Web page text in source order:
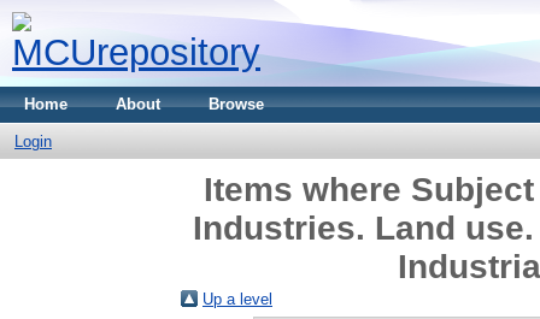
Home About Browse
Login
Items where
Industries. Land
Up a level